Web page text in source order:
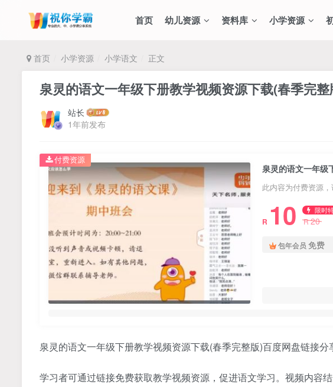
首页 幼儿资源 资料库 小学资源
首页 小学资源 小学语文 正文
泉灵的语文一年级下册教学视频资源下载(春季完
站长
1年前发布
泉灵的语文一年级
此内容为付费资源
R 10 限时
R20
包年会员 免费
付费资源
泉灵的语文一年级下册教学视频资源下载(春季完整版)百度网盘链接分
学习者可通过链接免费获取教学视频资源，促进语文学习。视频内容